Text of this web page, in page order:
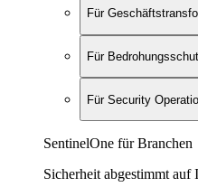
Für
Für
Für Security
SentinelOne für Branchen
Sicherheit abgestimmt auf